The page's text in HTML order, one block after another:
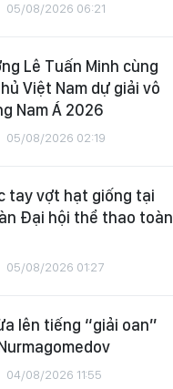
05/08/2026 06:21
Lê Tuấn Minh cùng
Việt Nam dự giải vô
Nam Á 2026
05/08/2026 02:19
tay vợt hạt giống tại
Đại hội thể thao toàn
05/08/2026 01:27
lên tiếng “giải oan”
04/08/2026 11:55